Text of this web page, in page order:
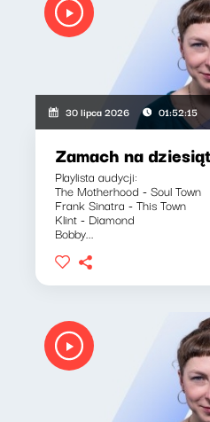
30 lipca 2026 01:52:15
Zamach na
Playlista audycji:
The Motherhood - Soul Town
Frank Sinatra - This Town
Klint - Diamond
Bobby...